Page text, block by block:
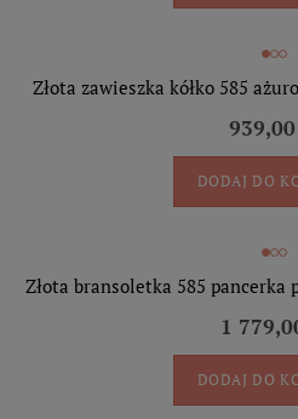
Złota zawieszka kółko 585
939,00
DODAJ DO
Złota bransoletka 585 pancerka
1
DODAJ DO